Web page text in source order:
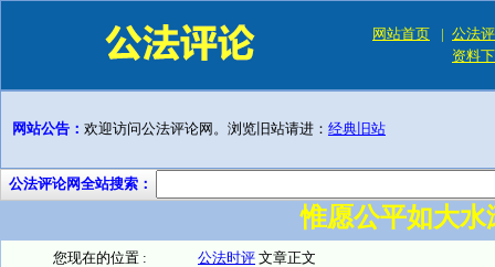
网站首页 | 公法
资料
网站公告： 欢迎访问公法评论网。浏览旧站请进： 经典旧站
公法评论网全站搜索：
惟愿公平如大
您现在的位置 : 公法时评 文章正文